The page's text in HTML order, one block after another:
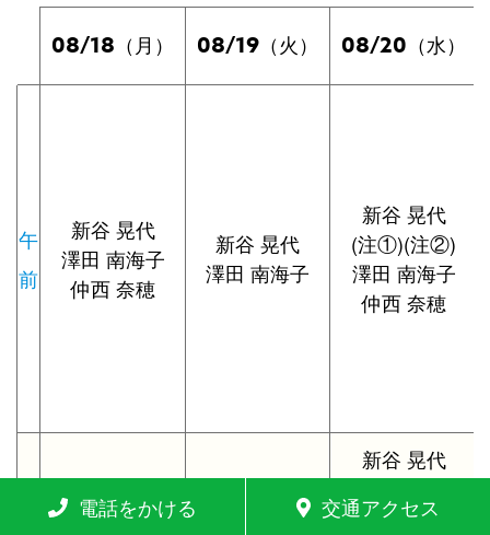
08/18 （月） 08/19 （火） 08/20 （水）
午
前
新谷 晃代
澤田 南海子
仲西 奈穂
新谷 晃代
澤田 南海子
新谷 晃代
(注①)(注②)
澤田 南海子
仲西 奈穂
新谷 晃代
澤田 南海子
新谷 晃代
新谷 晃代
(注①)(注②)
澤田 南海子
電話をかける 交通アクセス